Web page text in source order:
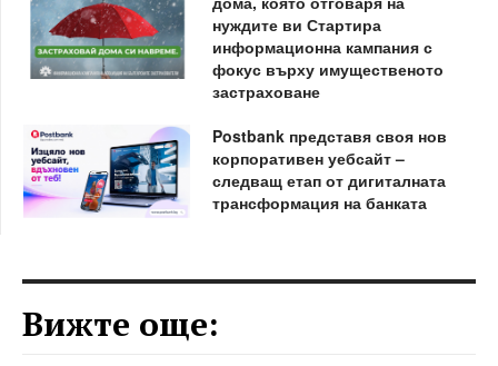
нуждите ви Стартира
информационна кампания с
фокус върху имущественото
застраховане
Postbank представя своя нов
корпоративен уебсайт –
следващ етап от дигиталната
трансформация на банката
Вижте още: